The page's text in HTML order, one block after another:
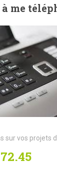
me
sur vos projets